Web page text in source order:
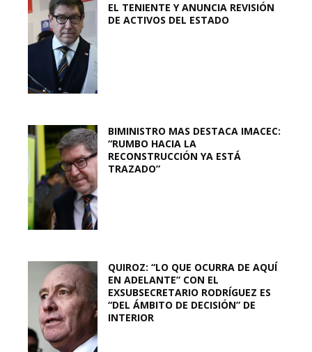
EL TENIENTE Y ANUNCIA REVISIÓN
DE ACTIVOS DEL ESTADO
BIMINISTRO MAS DESTACA IMACEC:
“RUMBO HACIA LA
RECONSTRUCCIÓN YA ESTÁ
TRAZADO”
QUIROZ: “LO QUE OCURRA DE AQUÍ
EN ADELANTE” CON EL
EXSUBSECRETARIO RODRÍGUEZ ES
“DEL ÁMBITO DE DECISIÓN” DE
INTERIOR